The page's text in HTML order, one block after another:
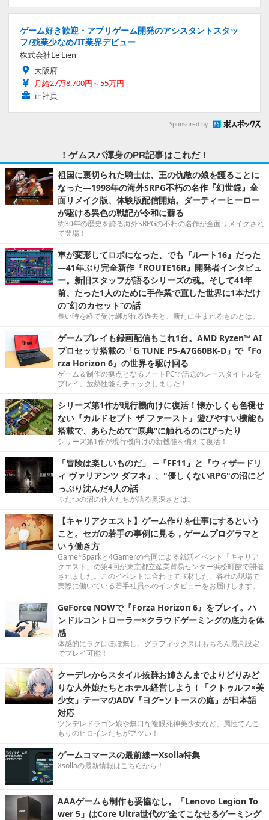
ゲーム好き歓迎・アプリゲーム開発のアシスタントスタッ
フ/残業少なめ/IT業界デビュー
株式会社Le Lien
大阪府
月給27万8,700円～55万円
正社員
Sponsored by
！ゲムスパ渾身のPR記事はこれだ！
祖国に裏切られた騎士は、王の仇敵の娘を護ることに
なった―1998年の海外SRPG不朽の名作『幻世録』全
面リメイク版、体験版配信開始。ダーティーヒーロー
が駆ける異色の戦記が令和に蘇る
約30年の歴史を誇る海外SRPGの不朽の名作が全面リメイクされ
て登場！
車が変形してロボになった、でも『ルート16』だった
―41年ぶり完全新作『ROUTE16R』開発者インタビュ
ー。新旧スタッフが語るシリーズの魂。そして41年
前、たった1人のために手作業で直した世界に1本だけ
の“幻のカセット”の話
長い時を経て受け継がれる過去と、新たに生まれるものとは。
ゲームプレイも録画配信もこれ1台。AMD Ryzen™ AI
プロセッサ搭載の「G TUNE P5-A7G60BK-D」で『Fo
rza Horizon 6』の世界を駆け回る
ゲーム＆制作の拠点となるノートPCで話題のレースタイトルを
プレイ。放熱性能もチェックしました！
シリーズ第1作が現行機向けに復活！懐かしくも色褪せ
ない『カルドセプト ザ ファースト』遊びやすい機能も
搭載で、あらためて“原典”に触れるのにぴったり
シリーズ第1作が現行機向けの新機能を備えて復活！
「冒険は楽しいものだ」 ─『FF11』と『ウィザードリ
ィ ヴァリアンツ ダフネ』、"優しくないRPG"の沼にど
っぷり沈んだ4人の話
ふたつの沼の住人たちが語る奥深さとは。
【キャリアクエスト】ゲーム作りを仕事にするという
こと。セガの若手の事例に見る，ゲームプログラマと
いう働き方
Game*Sparkと4Gamerの合同による就活イベント「キャリア
クエスト」の第4回が東京都立産業貿易センター浜松町館で開催
されました。このイベントに合わせて取材した、各社の現場で
実際に働いている若手社員へのインタビューをお届けします。
GeForce NOWで『Forza Horizon 6』をプレイ。ハ
ンドルコントローラー×クラウドゲーミングの底力を体
感
体感的にラグはほぼ無し。グラフィックスはもちろん最高設定
でプレイ可能！
クーデレからスタイル抜群お姉さんまでよりどりみど
りな人外娘たちとホテル経営しよう！「クトゥルフ×美
少女」テーマのADV『ヨグ=ソトースの庭』が日本語
対応
ツンデレドラゴン娘や無口な複眼死神美少女など、属性てんこ
もりのヒロインたちがアツい！
ゲームコマースの最前線ーXsolla特集
Xsollaの最新情報はこちらから！
AAAゲームも制作も妥協なし。「Lenovo Legion To
wer 5」はCore Ultra世代の“全てこなせるゲーミング